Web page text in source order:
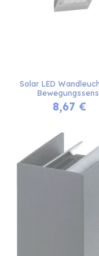
Solar LED
8,67 €